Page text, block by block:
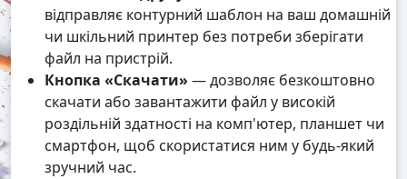
відправляє контурний шаблон на ваш домашній
чи шкільний принтер без потреби зберігати
файл на пристрій.
Кнопка «Скачати» — дозволяє безкоштовно
скачати або завантажити файл у високій
роздільній здатності на комп'ютер, планшет чи
смартфон, щоб скористатися ним у будь-який
зручний час.